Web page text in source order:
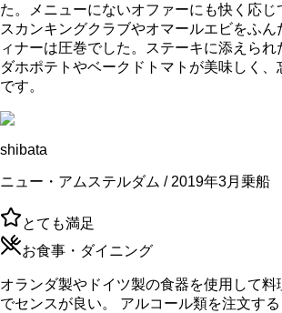
た。メニューにないオファーにも快く応じ
スカンキングクラブやオマールエビをふ
ィナーは圧巻でした。ステーキに添えられ
ダホポテトやベークドトマトが美味しく、
です。
shibata
ニュー・アムステルダム / 2019年3月乗船
とても満足
お食事・ダイニング
オランダ製やドイツ製の食器を使用して料
でセンスが良い。 アルコール類を注文す